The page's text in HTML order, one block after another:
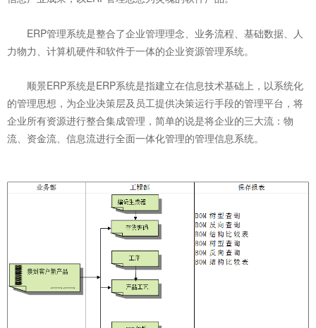
ERP管理系统是整合了企业管理理念、业务流程、基础数据、人
力物力、计算机硬件和软件于一体的企业资源管理系统。
顺景ERP系统是ERP系统是指建立在信息技术基础上，以系统化
的管理思想，为企业决策层及员工提供决策运行手段的管理平台，将
企业所有资源进行整合集成管理，简单的说是将企业的三大流：物
流、资金流、信息流进行全面一体化管理的管理信息系统。